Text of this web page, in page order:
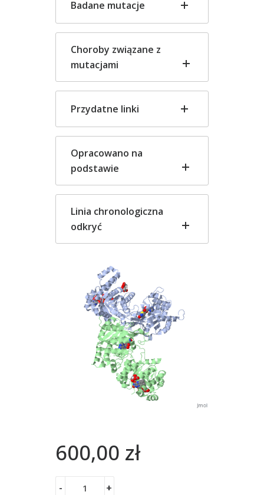
Badane mutacje
Choroby związane z
mutacjami
Przydatne linki
Opracowano na
podstawie
Linia chronologiczna
odkryć
600,00 zł
- +